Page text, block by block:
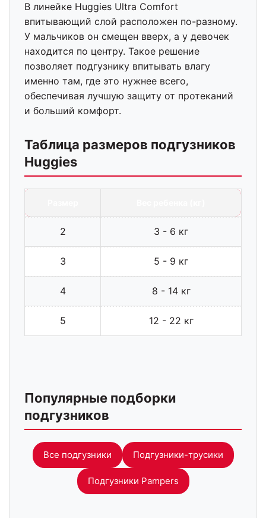
В линейке Huggies Ultra Comfort
впитывающий слой расположен по-разному.
У мальчиков он смещен вверх, а у девочек
находится по центру. Такое решение
позволяет подгузнику впитывать влагу
именно там, где это нужнее всего,
обеспечивая лучшую защиту от протеканий
и больший комфорт.
Таблица размеров подгузников
Huggies
2 3 - 6 кг
3 5 - 9 кг
4 8 - 14 кг
5 12 - 22 кг
Популярные подборки
подгузников
Все подгузники Подгузники-трусики
Подгузники Pampers